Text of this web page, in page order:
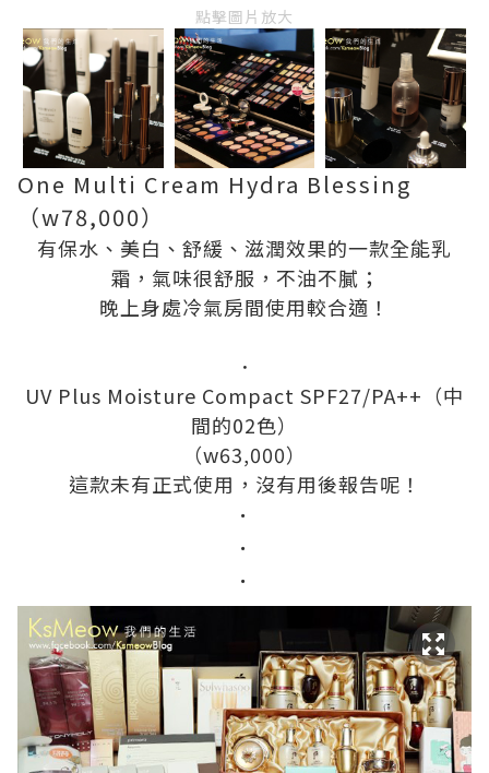
點擊圖片放大
One Multi Cream Hydra Blessing
（w78,000）
有保水、美白、舒緩、滋潤效果的一款全能乳
霜，氣味很舒服，不油不膩；
晚上身處冷氣房間使用較合適！
．
UV Plus Moisture Compact SPF27/PA++（中
間的02色）
（w63,000）
這款未有正式使用，沒有用後報告呢！
．
．
．